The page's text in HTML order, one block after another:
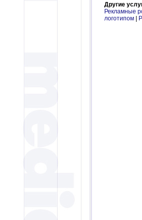
Другие
Рекламные
логотипом |